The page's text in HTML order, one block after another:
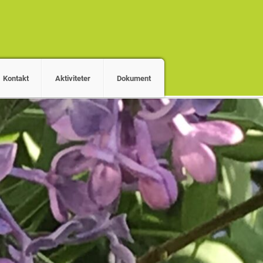
Kontakt Aktiviteter Dokument